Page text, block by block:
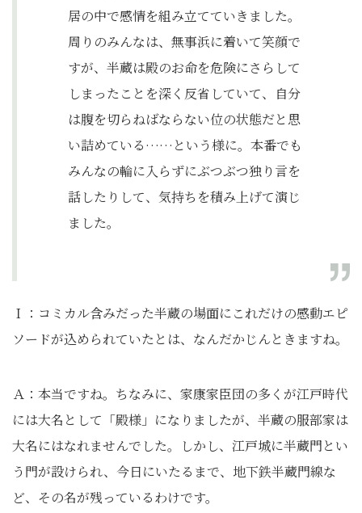
居の中で感情を組み立てていきました。
周りのみんなは、無事浜に着いて笑顔で
すが、半蔵は殿のお命を危険にさらして
しまったことを深く反省していて、自分
は腹を切らねばならない位の状態だと思
い詰めている……という様に。本番でも
みんなの輪に入らずにぶつぶつ独り言を
話したりして、気持ちを積み上げて演じ
ました。
Ｉ：コミカル含みだった半蔵の場面にこれだけの感動エピ
ソードが込められていたとは、なんだかじんときますね。
Ａ：本当ですね。ちなみに、家康家臣団の多くが江戸時代
には大名として「殿様」になりましたが、半蔵の服部家は
大名にはなれませんでした。しかし、江戸城に半蔵門とい
う門が設けられ、今日にいたるまで、地下鉄半蔵門線な
ど、その名が残っているわけです。